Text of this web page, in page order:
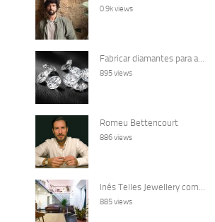
0.9k views
Fabricar diamantes para a...
895 views
Romeu Bettencourt
886 views
Inês Telles Jewellery com...
885 views